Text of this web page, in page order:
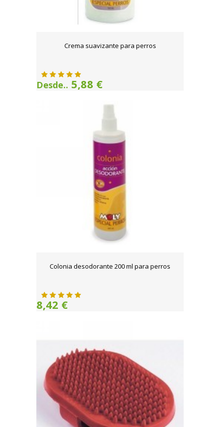
Crema suavizante para perros
Desde.. 5,88 €
Colonia desodorante 200 ml para perros
8,42 €